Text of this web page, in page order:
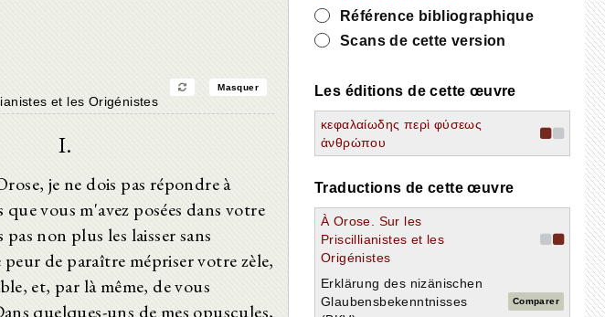
Masquer
et les Origénistes
I.
je ne dois pas répondre à
vous m'avez posées dans votre
non plus les laisser sans
de paraître mépriser votre zèle,
et, par là même, de vous
quelques-uns de mes opuscules,
Référence bibliographique
Scans de cette version
Les éditions de cette œuvre
κεφαλαίωδης περὶ φύσεως
ἀνθρώπου
Traductions de cette œuvre
À Orose. Sur les
Priscillianistes et les
Origénistes
Erklärung des nizänischen
Glaubensbekenntnisses
Comparer